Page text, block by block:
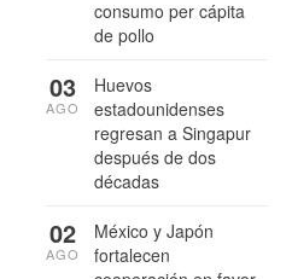
consumo per cápita
de pollo
Huevos
estadounidenses
regresan a Singapur
después de dos
décadas
03
AGO
México y Japón
fortalecen
02
AGO